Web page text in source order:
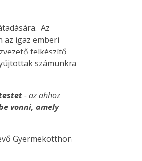
Az
az igaz emberi
felkészítő
számunkra
- az ahhoz
vonni, amely
Gyermekotthon